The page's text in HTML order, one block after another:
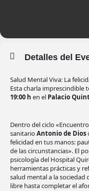
Detalles del
Salud Mental Viva: La
Esta charla imprescindible
19:00 h en el Palacio
Dentro del ciclo
sanitarioAntonio de Dios
felicidad en tus manos:
de las circunstancias». El
psicología del Hospital
herramientas prácticas y
salud mental a la sociedad
libre hasta completar el